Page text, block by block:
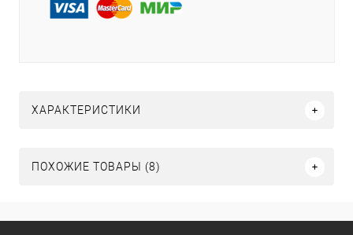
ХАРАКТЕРИСТИКИ
ПОХОЖИЕ ТОВАРЫ (8)